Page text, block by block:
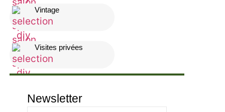
Vintage
Visites privées
Newsletter